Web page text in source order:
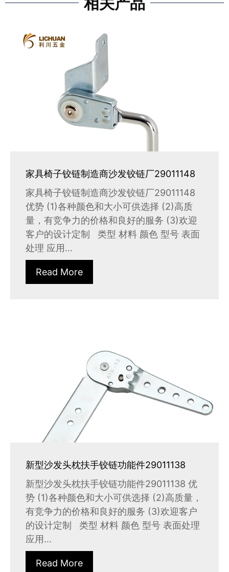
家具椅子铰链制造商沙发铰链厂29011148
家具椅子铰链制造商沙发铰链厂29011148
优势 (1)各种颜色和大小可供选择 (2)高质
量，有竞争力的价格和良好的服务 (3)欢迎
客户的设计定制 类型 材料 颜色 型号 表面
处理 应用...
Read More
新型沙发头枕扶手铰链功能件29011138
新型沙发头枕扶手铰链功能件29011138 优
势 (1)各种颜色和大小可供选择 (2)高质量，
有竞争力的价格和良好的服务 (3)欢迎客户
的设计定制 类型 材料 颜色 型号 表面处理
应用...
Read More